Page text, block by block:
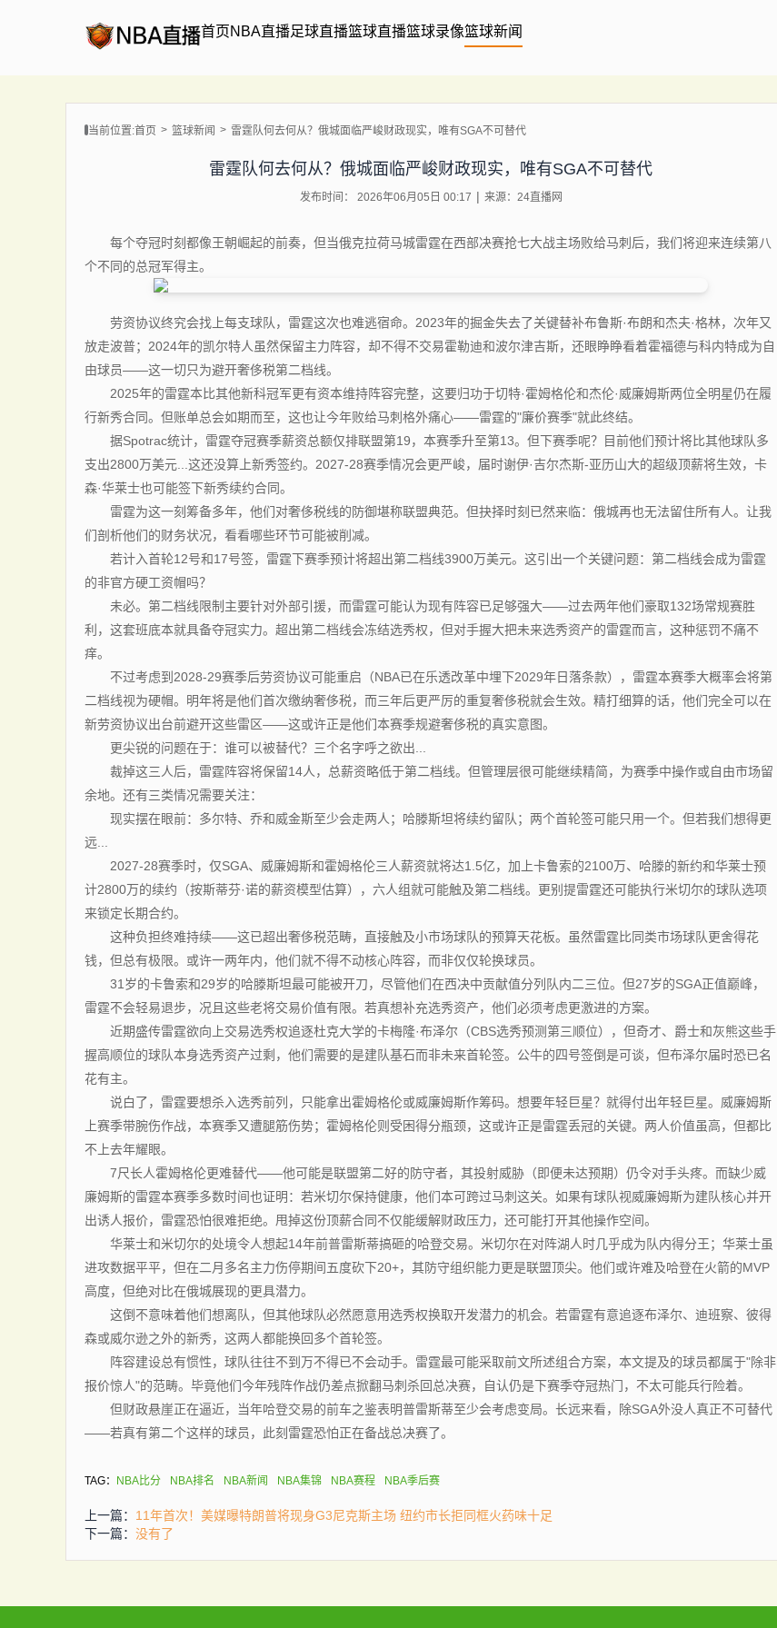
首页NBA直播足球直播篮球直播篮球录像篮球新闻
当前位置:首页 篮球新闻 雷霆队何去何从？俄城面临严峻财政现实，唯有SGA不可替代
雷霆队何去何从？俄城面临严峻财政现实，唯有SGA不可替代
发布时间： 2026年06月05日 00:17 来源：24直播网
每个夺冠时刻都像王朝崛起的前奏，但当俄克拉荷马城雷霆在西部决赛抢七大战主场败给马刺后，我们将迎来连续第八
个不同的总冠军得主。
劳资协议终究会找上每支球队，雷霆这次也难逃宿命。2023年的掘金失去了关键替补布鲁斯·布朗和杰夫·格林，次年又
放走波普；2024年的凯尔特人虽然保留主力阵容，却不得不交易霍勒迪和波尔津吉斯，还眼睁睁看着霍福德与科内特成为自
由球员——这一切只为避开奢侈税第二档线。
2025年的雷霆本比其他新科冠军更有资本维持阵容完整，这要归功于切特·霍姆格伦和杰伦·威廉姆斯两位全明星仍在履
行新秀合同。但账单总会如期而至，这也让今年败给马刺格外痛心——雷霆的"廉价赛季"就此终结。
据Spotrac统计，雷霆夺冠赛季薪资总额仅排联盟第19，本赛季升至第13。但下赛季呢？目前他们预计将比其他球队多
支出2800万美元...这还没算上新秀签约。2027-28赛季情况会更严峻，届时谢伊·吉尔杰斯-亚历山大的超级顶薪将生效，卡
森·华莱士也可能签下新秀续约合同。
雷霆为这一刻筹备多年，他们对奢侈税线的防御堪称联盟典范。但抉择时刻已然来临：俄城再也无法留住所有人。让我
们剖析他们的财务状况，看看哪些环节可能被削减。
若计入首轮12号和17号签，雷霆下赛季预计将超出第二档线3900万美元。这引出一个关键问题：第二档线会成为雷霆
的非官方硬工资帽吗？
未必。第二档线限制主要针对外部引援，而雷霆可能认为现有阵容已足够强大——过去两年他们豪取132场常规赛胜
利，这套班底本就具备夺冠实力。超出第二档线会冻结选秀权，但对手握大把未来选秀资产的雷霆而言，这种惩罚不痛不
痒。
不过考虑到2028-29赛季后劳资协议可能重启（NBA已在乐透改革中埋下2029年日落条款），雷霆本赛季大概率会将第
二档线视为硬帽。明年将是他们首次缴纳奢侈税，而三年后更严厉的重复奢侈税就会生效。精打细算的话，他们完全可以在
新劳资协议出台前避开这些雷区——这或许正是他们本赛季规避奢侈税的真实意图。
更尖锐的问题在于：谁可以被替代？三个名字呼之欲出...
裁掉这三人后，雷霆阵容将保留14人，总薪资略低于第二档线。但管理层很可能继续精简，为赛季中操作或自由市场留
余地。还有三类情况需要关注：
现实摆在眼前：多尔特、乔和威金斯至少会走两人；哈滕斯坦将续约留队；两个首轮签可能只用一个。但若我们想得更
远...
2027-28赛季时，仅SGA、威廉姆斯和霍姆格伦三人薪资就将达1.5亿，加上卡鲁索的2100万、哈滕的新约和华莱士预
计2800万的续约（按斯蒂芬·诺的薪资模型估算），六人组就可能触及第二档线。更别提雷霆还可能执行米切尔的球队选项
来锁定长期合约。
这种负担终难持续——这已超出奢侈税范畴，直接触及小市场球队的预算天花板。虽然雷霆比同类市场球队更舍得花
钱，但总有极限。或许一两年内，他们就不得不动核心阵容，而非仅仅轮换球员。
31岁的卡鲁索和29岁的哈滕斯坦最可能被开刀，尽管他们在西决中贡献值分列队内二三位。但27岁的SGA正值巅峰，
雷霆不会轻易退步，况且这些老将交易价值有限。若真想补充选秀资产，他们必须考虑更激进的方案。
近期盛传雷霆欲向上交易选秀权追逐杜克大学的卡梅隆·布泽尔（CBS选秀预测第三顺位），但奇才、爵士和灰熊这些手
握高顺位的球队本身选秀资产过剩，他们需要的是建队基石而非未来首轮签。公牛的四号签倒是可谈，但布泽尔届时恐已名
花有主。
说白了，雷霆要想杀入选秀前列，只能拿出霍姆格伦或威廉姆斯作筹码。想要年轻巨星？就得付出年轻巨星。威廉姆斯
上赛季带腕伤作战，本赛季又遭腿筋伤势；霍姆格伦则受困得分瓶颈，这或许正是雷霆丢冠的关键。两人价值虽高，但都比
不上去年耀眼。
7尺长人霍姆格伦更难替代——他可能是联盟第二好的防守者，其投射威胁（即便未达预期）仍令对手头疼。而缺少威
廉姆斯的雷霆本赛季多数时间也证明：若米切尔保持健康，他们本可跨过马刺这关。如果有球队视威廉姆斯为建队核心并开
出诱人报价，雷霆恐怕很难拒绝。甩掉这份顶薪合同不仅能缓解财政压力，还可能打开其他操作空间。
华莱士和米切尔的处境令人想起14年前普雷斯蒂搞砸的哈登交易。米切尔在对阵湖人时几乎成为队内得分王；华莱士虽
进攻数据平平，但在二月多名主力伤停期间五度砍下20+，其防守组织能力更是联盟顶尖。他们或许难及哈登在火箭的MVP
高度，但绝对比在俄城展现的更具潜力。
这倒不意味着他们想离队，但其他球队必然愿意用选秀权换取开发潜力的机会。若雷霆有意追逐布泽尔、迪班察、彼得
森或威尔逊之外的新秀，这两人都能换回多个首轮签。
阵容建设总有惯性，球队往往不到万不得已不会动手。雷霆最可能采取前文所述组合方案，本文提及的球员都属于"除非
报价惊人"的范畴。毕竟他们今年残阵作战仍差点掀翻马刺杀回总决赛，自认仍是下赛季夺冠热门，不太可能兵行险着。
但财政悬崖正在逼近，当年哈登交易的前车之鉴表明普雷斯蒂至少会考虑变局。长远来看，除SGA外没人真正不可替代
——若真有第二个这样的球员，此刻雷霆恐怕正在备战总决赛了。
TAG： NBA比分 NBA排名 NBA新闻 NBA集锦 NBA赛程 NBA季后赛
上一篇： 11年首次！美媒曝特朗普将现身G3尼克斯主场 纽约市长拒同框火药味十足
下一篇： 没有了